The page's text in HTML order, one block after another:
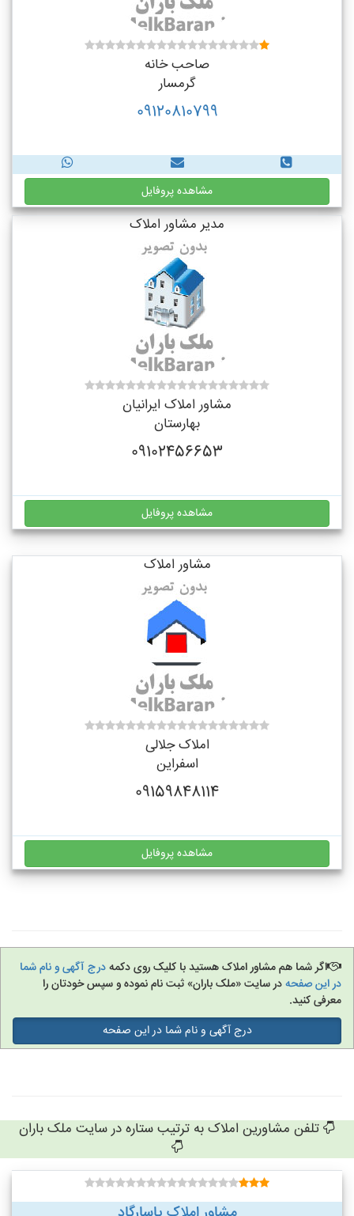
صاحب خانه
گرمسار
09120810799
مشاهده پروفایل
مدیر مشاور املاک
مشاور املاک ایرانیان
بهارستان
09102456653
مشاهده پروفایل
مشاور املاک
املاک جلالی
اسفراین
09159848114
مشاهده پروفایل
اگر شما هم مشاور املاک هستید با کلیک روی دکمهدرج آگهی و نام شما
در این صفحهدر سایت «ملک باران» ثبت نام نموده و سپس خودتان را
معرفی کنید.
درج آگهی و نام شما در این صفحه
تلفن مشاورین املاک به ترتیب ستاره در سایت ملک باران